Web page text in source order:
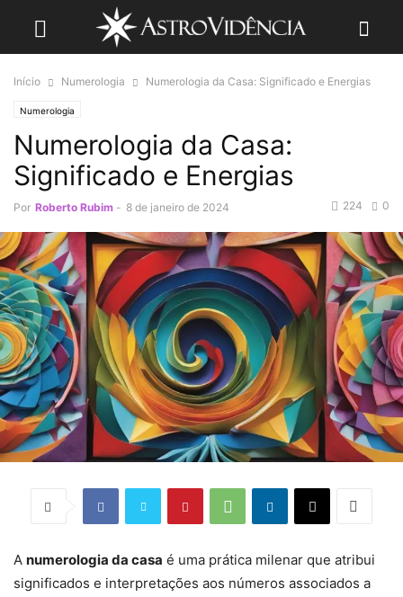
Início Numerologia Numerologia da Casa: Significado e Energias
Numerologia
Numerologia da Casa:
Significado e Energias
Por Roberto Rubim - 8 de janeiro de 2024 0
224
A numerologia da casa é uma prática milenar que atribui
significados e interpretações aos números associados a